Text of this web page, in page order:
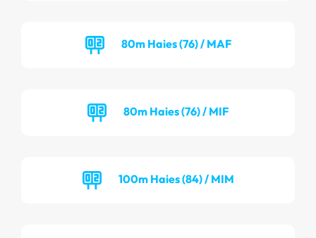
80m Haies (76) / MAF
80m Haies (76) / MIF
100m Haies (84) / MIM